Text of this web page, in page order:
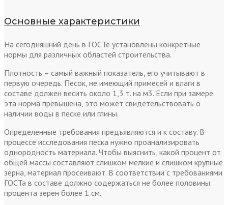
Основные характеристики
На сегодняшний день в ГОСТе установлены конкретные
нормы для различных областей строительства.
Плотность – самый важный показатель, его учитывают в
первую очередь. Песок, не имеющий примесей и влаги в
составе должен весить около 1,3 т. на м3. Если при замере
эта норма превышена, это может свидетельствовать о
наличии воды в песке или глины.
Определенные требования предъявляются и к составу. В
процессе исследования песка нужно проанализировать
однородность материала. Чтобы выяснить, какой процент от
общей массы составляют слишком мелкие и слишком крупные
зерна, материал просеивают. В соответствии с требованиями
ГОСТа в составе должно содержаться не более половины
процента зерен более 1 см.